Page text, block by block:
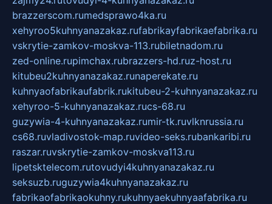
brazzerscom.rumedsprawo4ka.ru
xehyroo5kuhnyanazakaz.rufabrikayfabrikaefabrika.ru
vskrytie-zamkov-moskva-113.rubiletnadom.ru
zed-online.rupimchax.rubrazzers-hd.ruz-host.ru
kitubeu2kuhnyanazakaz.runaperekate.ru
kuhnyaofabrikaufabrik.rukitubeu-2-kuhnyanazakaz.ru
xehyroo-5-kuhnyanazakaz.rucs-68.ru
guzywia-4-kuhnyanazakaz.rumir-tk.ruvlknrussia.ru
cs68.ruvladivostok-map.ruvideo-seks.rubankaribi.ru
raszar.ruvskrytie-zamkov-moskva113.ru
lipetsktelecom.rutovudyi4kuhnyanazakaz.ru
seksuzb.ruguzywia4kuhnyanazakaz.ru
fabrikaofabrikaokuhny.rukuhnyaekuhnyaafabrika.ru